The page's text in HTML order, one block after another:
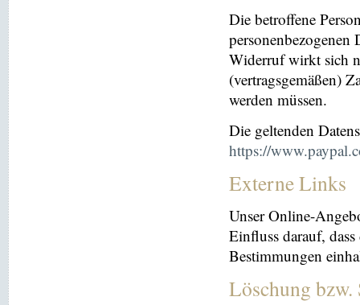
Die betroffene
personenbezogenen
Widerruf wirkt sich
(vertragsgemäßen)
werden müssen.
Die geltenden
https://
Externe Links
Unser Online-
Einfluss darauf,
Bestimmungen
Löschung